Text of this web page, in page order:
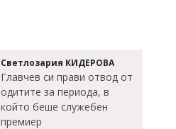
Светлозария КИДЕРОВА
Главчев си прави отвод от
одитите за периода, в
който беше служебен
премиер